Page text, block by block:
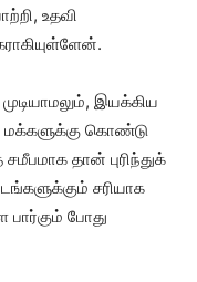
உதவி
இயக்கிய
மக்களுக்கு கொண்டு
தான் புரிந்துக்
சரியாக
போது